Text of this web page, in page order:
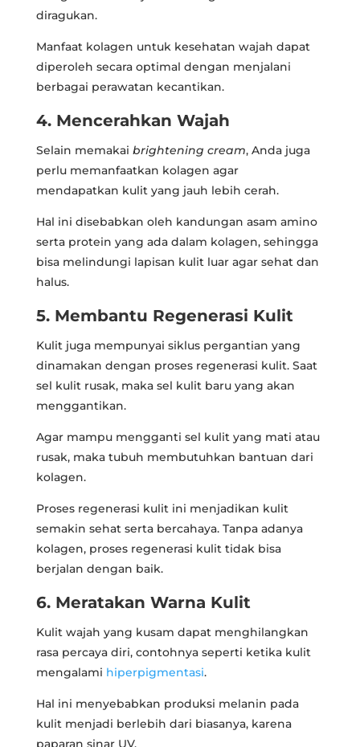
diragukan.
Manfaat kolagen untuk kesehatan wajah dapat
diperoleh secara optimal dengan menjalani
berbagai perawatan kecantikan.
4. Mencerahkan Wajah
Selain memakai brightening cream, Anda juga
perlu memanfaatkan kolagen agar
mendapatkan kulit yang jauh lebih cerah.
Hal ini disebabkan oleh kandungan asam amino
serta protein yang ada dalam kolagen, sehingga
bisa melindungi lapisan kulit luar agar sehat dan
halus.
5. Membantu Regenerasi Kulit
Kulit juga mempunyai siklus pergantian yang
dinamakan dengan proses regenerasi kulit. Saat
sel kulit rusak, maka sel kulit baru yang akan
menggantikan.
Agar mampu mengganti sel kulit yang mati atau
rusak, maka tubuh membutuhkan bantuan dari
kolagen.
Proses regenerasi kulit ini menjadikan kulit
semakin sehat serta bercahaya. Tanpa adanya
kolagen, proses regenerasi kulit tidak bisa
berjalan dengan baik.
6. Meratakan Warna Kulit
Kulit wajah yang kusam dapat menghilangkan
rasa percaya diri, contohnya seperti ketika kulit
mengalami hiperpigmentasi.
Hal ini menyebabkan produksi melanin pada
kulit menjadi berlebih dari biasanya, karena